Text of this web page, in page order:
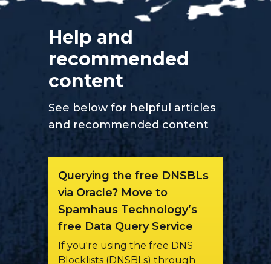
Help and
recommended
content
See below for helpful articles
and recommended content
Querying the free DNSBLs
via Oracle? Move to
Spamhaus Technology’s
free Data Query Service
If you're using the free DNS
Blocklists (DNSBLs) through